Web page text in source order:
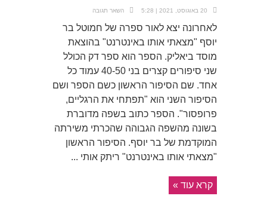
20 באוגוסט, 2021 | 5:28 השאר תגובה
לאחרונה יצא לאור ספרה של חמוטל בר
יוסף "מצאתי אותו באינטרנט" בהוצאת
מוסד ביאליק. הספר הוא ספר דק הכולל
שני סיפורים קצרים בני 40-50 עמוד כל
אחד. שם הסיפור הראשון כשם הספר ושם
הסיפור השני הוא "תפתחי את הרגליים,
פרופסור". הספר כתוב בשפה מדוברת
בשונה מהשפה הגבוהה שהכרתי משירתה
המוקדמת של בר יוסף. הסיפור הראשון
"מצאתי אותו באינטרנט" ריתק אותי ...
קרא עוד »